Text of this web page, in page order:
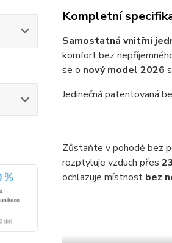
Kompletní
Samostatná vnitřní
komfort bez
se o nový model 2026
Jedinečná patentovaná
Zůstaňte v pohodě bez
rozptyluje vzduch přes
ochlazuje místnost bez